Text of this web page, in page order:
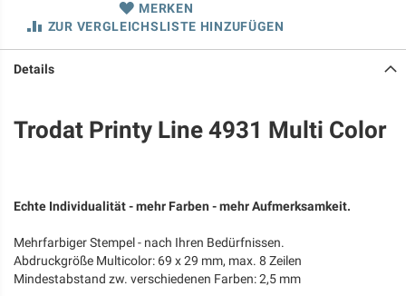
MERKEN
ZUR VERGLEICHSLISTE HINZUFÜGEN
Details
Trodat Printy Line 4931 Multi Color
Echte Individualität - mehr Farben - mehr Aufmerksamkeit.
Mehrfarbiger Stempel - nach Ihren Bedürfnissen.
Abdruckgröße Multicolor: 69 x 29 mm, max. 8 Zeilen
Mindestabstand zw. verschiedenen Farben: 2,5 mm